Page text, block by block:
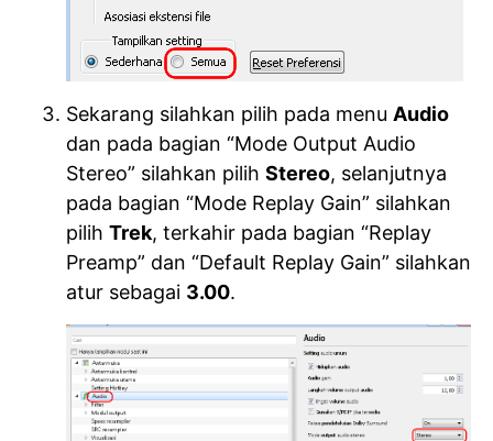
Sekarang silahkan pilih pada menu Audio
dan pada bagian “Mode Output Audio
Stereo” silahkan pilih Stereo, selanjutnya
pada bagian “Mode Replay Gain” silahkan
pilih Trek, terkahir pada bagian “Replay
Preamp” dan “Default Replay Gain” silahkan
atur sebagai 3.00.